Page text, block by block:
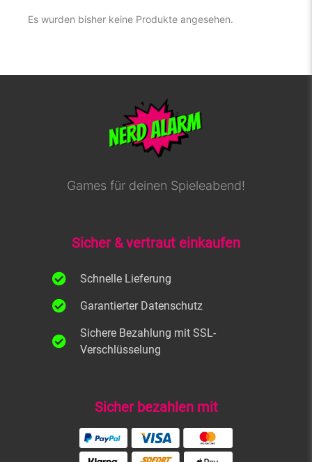
Es wurden bisher keine Produkte angesehen.
Games für deinen Spieleabend!
Sicher & vertraut einkaufen
Schnelle Lieferung
Garantierter Datenschutz
Sichere Bezahlung mit SSL-
Verschlüsselung
Sicher bezahlen mit